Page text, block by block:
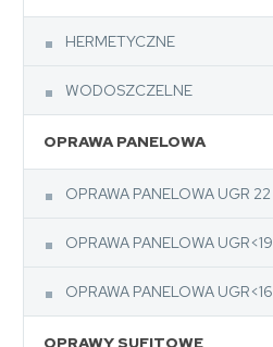
HERMETYCZNE
WODOSZCZELNE
OPRAWA PANELOWA
OPRAWA PANELOWA UGR 22
OPRAWA PANELOWA UGR<19
OPRAWA PANELOWA UGR<16
OPRAWY SUFITOWE